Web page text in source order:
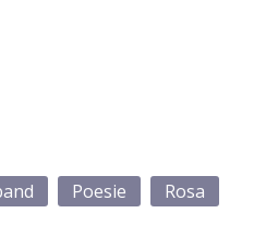
Poesie Rosa